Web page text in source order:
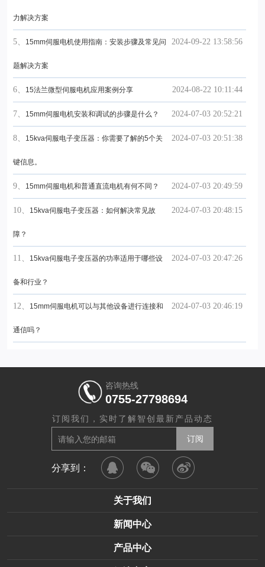
力解决方案
2024-09-22 13:58:56
5、 15mm伺服电机使用指南：安装步骤及常见问
题解决方案
2024-08-22 10:11:44
6、 15法兰微型伺服电机应用案例分享
2024-07-03 20:52:21
7、 15mm伺服电机安装和调试的步骤是什么？
2024-07-03 20:51:38
8、 15kva伺服电子变压器：你需要了解的5个关
键信息。
2024-07-03 20:49:59
9、 15mm伺服电机和普通直流电机有何不同？
2024-07-03 20:48:15
10、 15kva伺服电子变压器：如何解决常见故
障？
2024-07-03 20:47:26
11、 15kva伺服电子变压器的功率适用于哪些设
备和行业？
2024-07-03 20:46:19
12、 15mm伺服电机可以与其他设备进行连接和
通信吗？
咨询热线
0755-27798694
订阅我们，实时了解智创最新产品动态
分享到：
关于我们
新闻中心
产品中心